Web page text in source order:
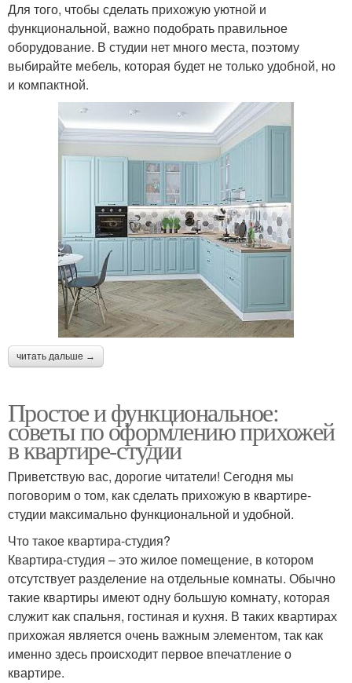
Для того, чтобы сделать прихожую уютной и
функциональной, важно подобрать правильное
оборудование. В студии нет много места, поэтому
выбирайте мебель, которая будет не только удобной, но
и компактной.
читать дальше →
Простое и функциональное:
советы по оформлению прихожей
в квартире-студии
Приветствую вас, дорогие читатели! Сегодня мы
поговорим о том, как сделать прихожую в квартире-
студии максимально функциональной и удобной.
Что такое квартира-студия?
Квартира-студия – это жилое помещение, в котором
отсутствует разделение на отдельные комнаты. Обычно
такие квартиры имеют одну большую комнату, которая
служит как спальня, гостиная и кухня. В таких квартирах
прихожая является очень важным элементом, так как
именно здесь происходит первое впечатление о
квартире.